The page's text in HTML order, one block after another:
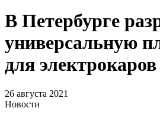
В Петербурге
универсальную
для электрокаров
26 августа 2021
Новости